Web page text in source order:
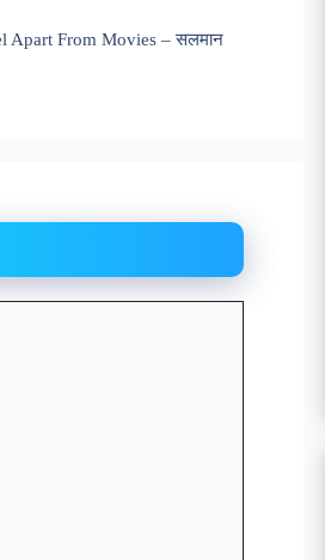
Apart From Movies – सलमान